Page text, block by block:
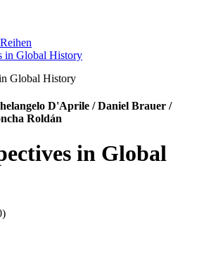
in Global History
D'Aprile / Daniel Brauer /
Roldán
in Global